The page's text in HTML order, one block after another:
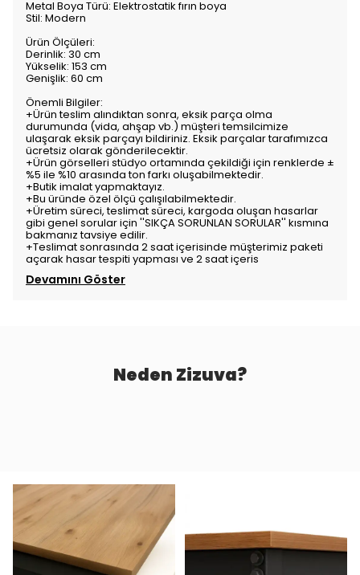
Metal Boya Türü: Elektrostatik fırın boya
Stil: Modern
Ürün Ölçüleri:
Derinlik: 30 cm
Yükselik: 153 cm
Genişlik: 60 cm
Önemli Bilgiler:
+Ürün teslim alındıktan sonra, eksik parça olma
durumunda (vida, ahşap vb.) müşteri temsilcimize
ulaşarak eksik parçayı bildiriniz. Eksik parçalar tarafımızca
ücretsiz olarak gönderilecektir.
+Ürün görselleri stüdyo ortamında çekildiği için renklerde ±
%5 ile %10 arasında ton farkı oluşabilmektedir.
+Butik imalat yapmaktayız.
+Bu üründe özel ölçü çalışılabilmektedir.
+Üretim süreci, teslimat süreci, kargoda oluşan hasarlar
gibi genel sorular için ''SIKÇA SORUNLAN SORULAR'' kısmına
bakmanız tavsiye edilir.
+Teslimat sonrasında 2 saat içerisinde müşterimiz paketi
açarak hasar tespiti yapması ve 2 saat içeris
Devamını Göster
Neden Zizuva?